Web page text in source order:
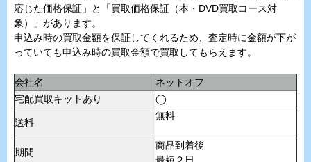
応じた価格保証」と「買取価格保証（本・DVD買取コース対
象）」があります。
申込み時の買取金額を保証してくれるため、査定時に金額が下が
っていても申込み時の買取金額で買取してもらえます。
会社名
ネットオフ
宅配買取キットあり
◯
送料
無料
期間
商品到着後
最短２日